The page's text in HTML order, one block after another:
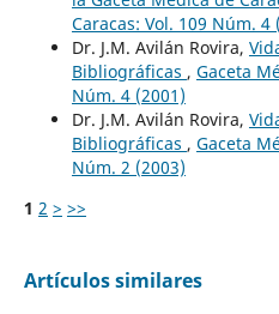
Caracas: Vol. 109 Núm. 4
Dr. J.M. Avilán Rovira,
Bibliográficas , Gaceta
Núm. 4 (2001)
Dr. J.M. Avilán Rovira,
Bibliográficas , Gaceta
Núm. 2 (2003)
1 2 > >>
Artículos similares